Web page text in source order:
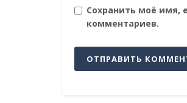
Сохранить моё имя,
комментариев.